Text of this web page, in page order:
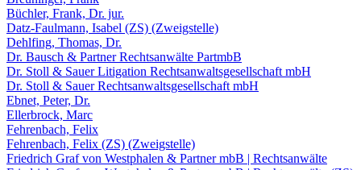
Büchler, Frank, Dr. jur.
Datz-Faulmann, Isabel (ZS) (Zweigstelle)
Dehlfing, Thomas, Dr.
Dr. Bausch & Partner Rechtsanwälte PartmbB
Dr. Stoll & Sauer Litigation Rechtsanwaltsgesellschaft mbH
Dr. Stoll & Sauer Rechtsanwaltsgesellschaft mbH
Ebnet, Peter, Dr.
Ellerbrock, Marc
Fehrenbach, Felix
Fehrenbach, Felix (ZS) (Zweigstelle)
Friedrich Graf von Westphalen & Partner mbB | Rechtsanwälte